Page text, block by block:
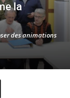
la
des animations